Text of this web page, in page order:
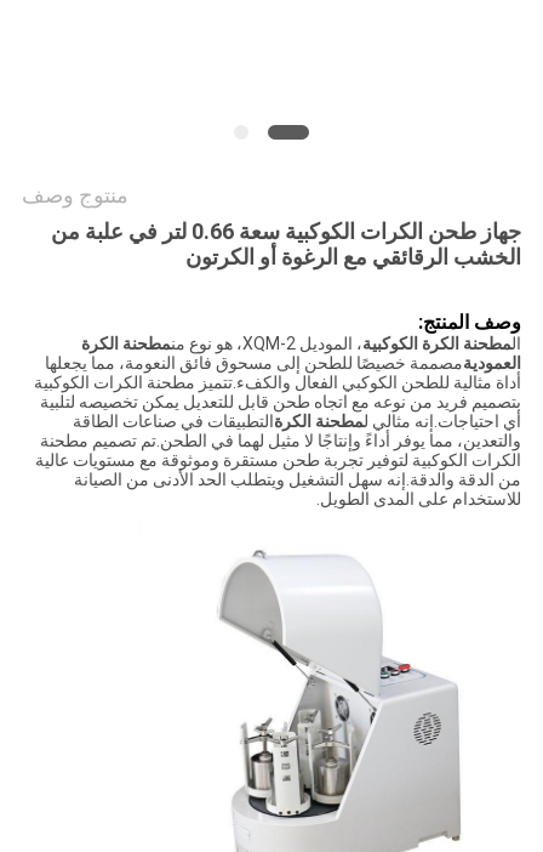
منتوج وصف
جهاز طحن الكرات الكوكبية سعة 0.66 لتر في علبة من
الخشب الرقائقي مع الرغوة أو الكرتون
وصف المنتج:
المطحنة الكرة الكوكبية، الموديل XQM-2، هو نوع من
مطحنة الكرة
العموديةمصممة خصيصًا للطحن إلى مسحوق فائق النعومة، مما يجعلها
أداة مثالية للطحن الكوكبي الفعال والكفء.تتميز مطحنة الكرات الكوكبية
بتصميم فريد من نوعه مع اتجاه طحن قابل للتعديل يمكن تخصيصه لتلبية
أي احتياجات.إنه مثالي لمطحنة الكرةالتطبيقات في صناعات الطاقة
والتعدين، مما يوفر أداءً وإنتاجًا لا مثيل لهما في الطحن.تم تصميم مطحنة
الكرات الكوكبية لتوفير تجربة طحن مستقرة وموثوقة مع مستويات عالية
من الدقة والدقة.إنه سهل التشغيل ويتطلب الحد الأدنى من الصيانة
للاستخدام على المدى الطويل.